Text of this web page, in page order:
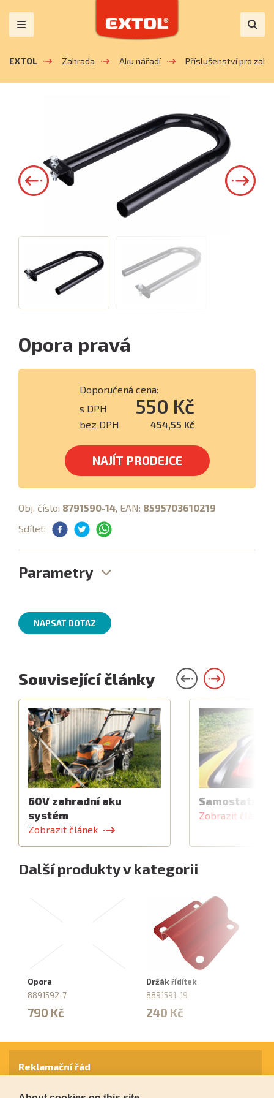
EXTOL Zahrada Aku nářadí Příslušenství pro
Opora pravá
Doporučená cena:
s DPH
550 Kč
bez DPH 454,55 Kč
NAJÍT PRODEJCE
Obj. číslo: 8791590-14, EAN: 8595703610219
Sdílet:
Parametry
NAPSAT DOTAZ
Související články
60V zahradní aku
systém
Zobrazit článek
Samostatný
Zobrazit článek
Další produkty v kategorii
Opora
8891592-7
790 Kč
Držák řídítek
8891591-19
240 Kč
Reklamační řád